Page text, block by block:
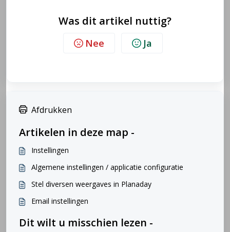
Was dit artikel nuttig?
Nee Ja
Afdrukken
Artikelen in deze map -
Instellingen
Algemene instellingen / applicatie configuratie
Stel diversen weergaves in Planaday
Email instellingen
Dit wilt u misschien lezen -